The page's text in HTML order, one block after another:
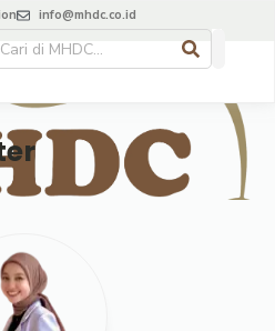
info@mhdc.co.id